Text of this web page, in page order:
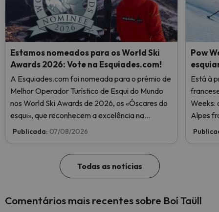
Estamos nomeados para os World Ski
Awards 2026: Vote na Esquiades.com!
A Esquiades.com foi nomeada para o prémio de
Melhor Operador Turístico de Esqui do Mundo
nos World Ski Awards de 2026, os «Óscares do
esqui», que reconhecem a excelência na
indústria do esqui. Vote agora e ajude-nos a
Publicada: 07/08/2026
Pow
Está à
Weeks:
Alpes
Todas as notícias
Comentários mais recentes sobre Boí Taüll